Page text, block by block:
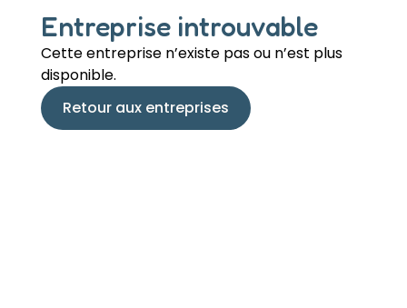
Entreprise introuvable
Cette entreprise n’existe pas ou n’est plus
disponible.
Retour aux entreprises